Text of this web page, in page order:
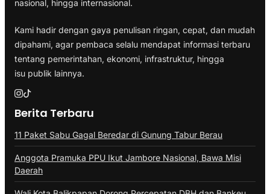
nasional, hingga internasional.
Kami hadir dengan gaya penulisan ringan, cepat, dan mudah
dipahami, agar pembaca selalu mendapat informasi terbaru
tentang pemerintahan, ekonomi, infrastruktur, hingga
isu publik lainnya.
Berita Terbaru
11 Paket Sabu Gagal Beredar di Gunung Tabur Berau
Anggota Pramuka PPU Ikut Jambore Nasional, Bawa Misi
Daerah